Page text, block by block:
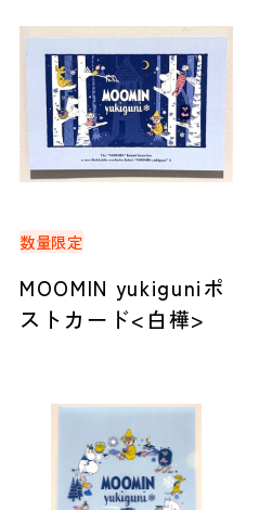
数量限定
MOOMIN yukiguniポ
ストカード<白樺>